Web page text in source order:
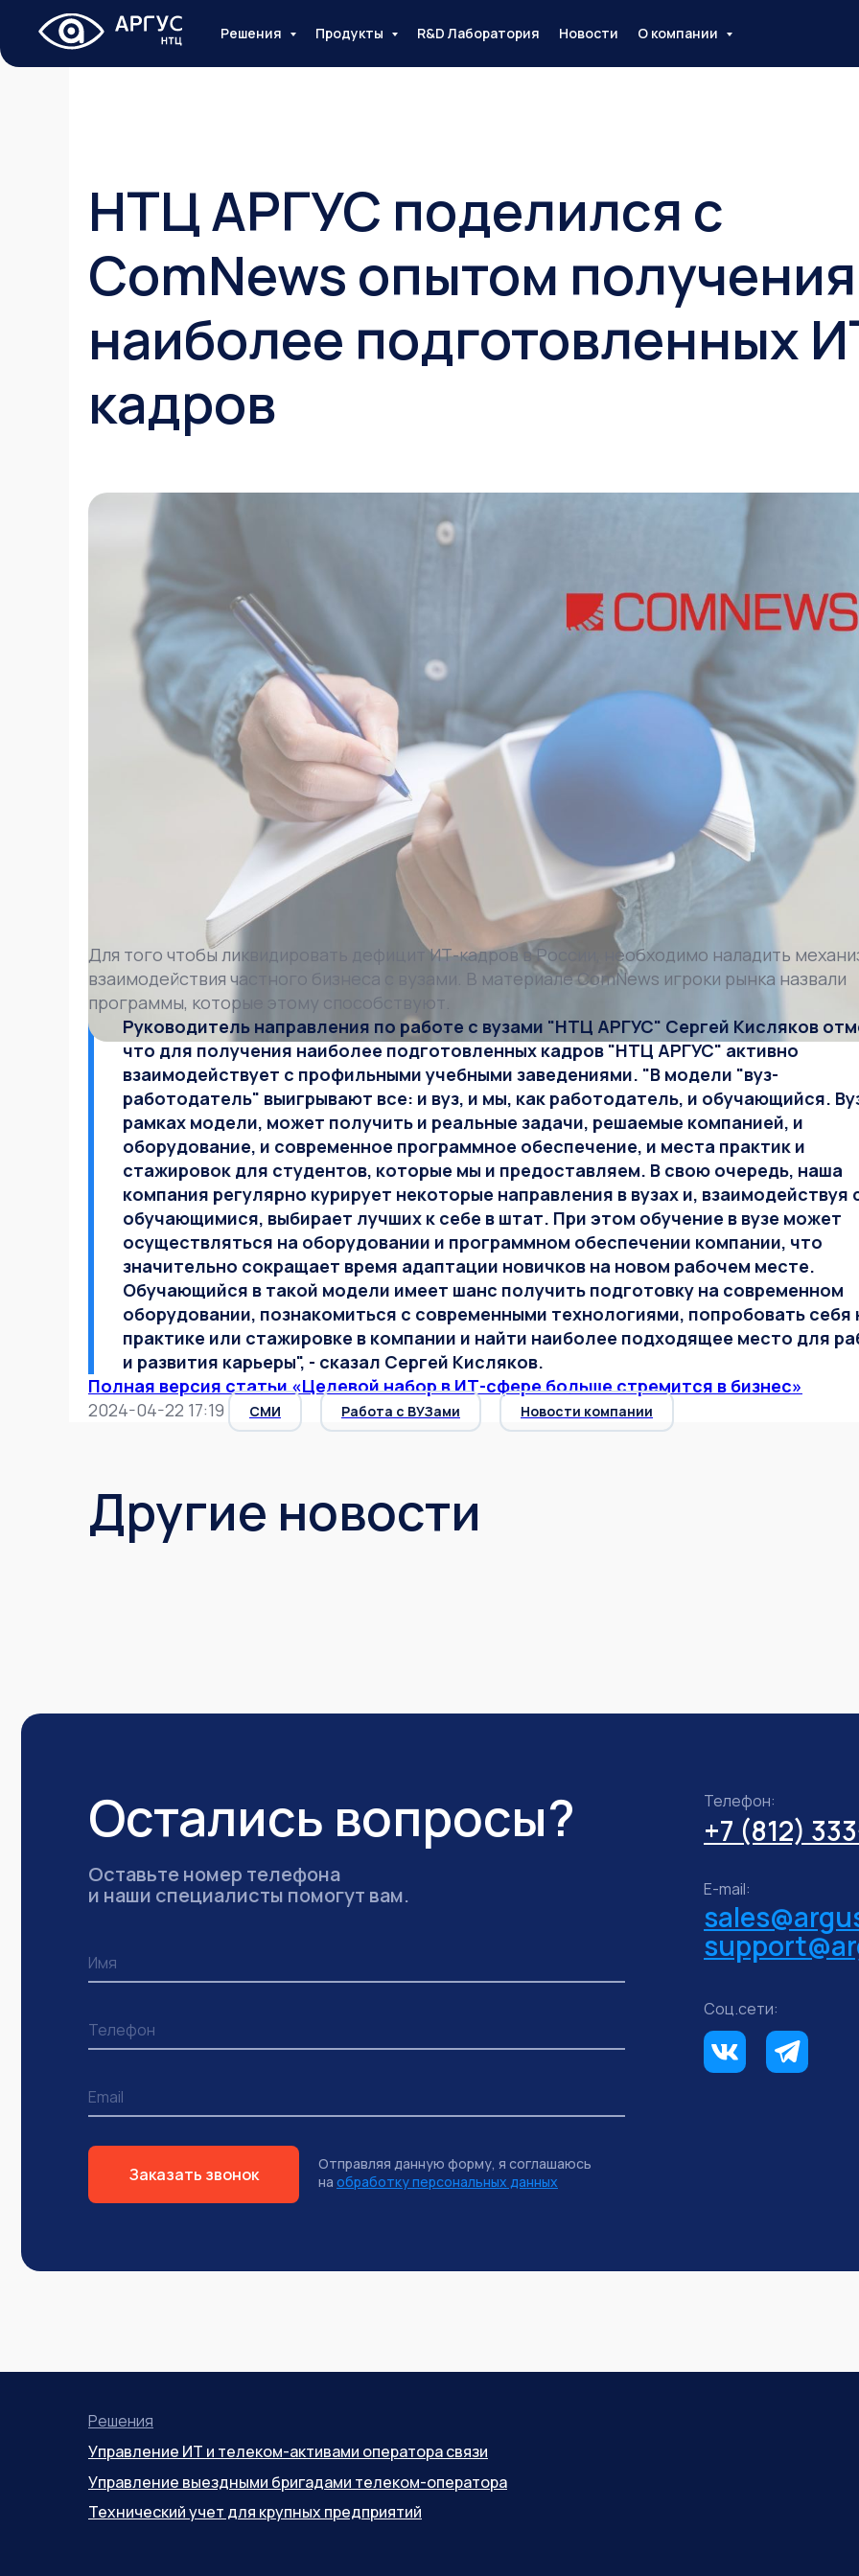
Решения Продукты R&D Лаборатория Новости О компании
НТЦ АРГУС поделился с
ComNews опытом получения
наиболее подготовленных
кадров
Для того чтобы ликвидировать дефицит ИТ-кадров в России, необходимо наладить
взаимодействия частного бизнеса с вузами. В материале ComNews игроки рынка назвали
программы, которые этому способствуют.
Руководитель направления по работе с вузами "НТЦ АРГУС" Сергей Кисляков
что для получения наиболее подготовленных кадров "НТЦ АРГУС" активно
взаимодействует с профильными учебными заведениями. "В модели "вуз-
работодатель" выигрывают все: и вуз, и мы, как работодатель, и обучающийся.
рамках модели, может получить и реальные задачи, решаемые компанией, и
оборудование, и современное программное обеспечение, и места практик и
стажировок для студентов, которые мы и предоставляем. В свою очередь, наша
компания регулярно курирует некоторые направления в вузах и, взаимодействуя
обучающимися, выбирает лучших к себе в штат. При этом обучение в вузе может
осуществляться на оборудовании и программном обеспечении компании, что
значительно сокращает время адаптации новичков на новом рабочем месте.
Обучающийся в такой модели имеет шанс получить подготовку на современном
оборудовании, познакомиться с современными технологиями, попробовать себя
практике или стажировке в компании и найти наиболее подходящее место для
и развития карьеры", - сказал Сергей Кисляков.
Полная версия статьи «Целевой набор в ИТ-сфере больше стремится в бизнес»
2024-04-22 17:19
СМИ Работа с ВУЗами Новости компании
Другие новости
Остались вопросы?
Оставьте номер телефона
и наши специалисты помогут вам.
Заказать звонок
+7 (812)
Телефон:
E-mail:
Соц.сети:
Отправляя данную форму, я соглашаюсь
на обработку персональных данных
Решения
Управление ИТ и телеком-активами оператора связи
Управление выездными бригадами телеком-оператора
Технический учет для крупных предприятий